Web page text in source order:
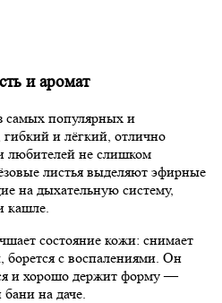
и аромат
самых популярных и
и лёгкий, отлично
любителей не слишком
листья выделяют эфирные
на дыхательную систему,
кашле.
состояние кожи: снимает
с воспалениями. Он
и хорошо держит форму —
на даче.